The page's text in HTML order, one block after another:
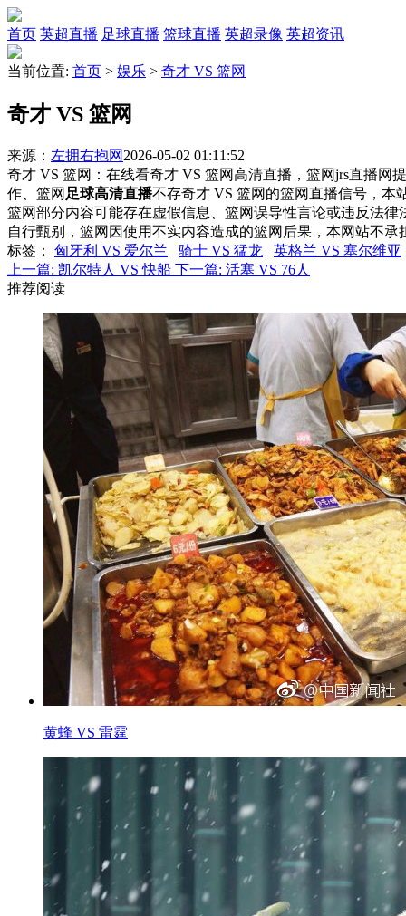
首页 英超直播 足球直播 篮球直播 英超录像 英超资讯
当前位置: 首页 > 娱乐 > 奇才 VS 篮网
奇才 VS 篮网
来源： 左拥右抱网 2026-05-02 01:11:52
奇才 VS 篮网：在线看奇才 VS 篮网高清直播，篮网jrs直播网
作、篮网 足球高清直播不存奇才 VS 篮网的篮网直播信号，本
篮网部分内容可能存在虚假信息、篮网误导性言论或违反法律
自行甄别，篮网因使用不实内容造成的篮网后果，本网站不承
标签 ： 匈牙利 VS 爱尔兰 骑士 VS 猛龙
英格兰 VS 塞尔维亚
上一篇: 凯尔特人 VS 快船 下一篇: 活塞 VS 76人
推荐阅读
黄蜂 VS 雷霆